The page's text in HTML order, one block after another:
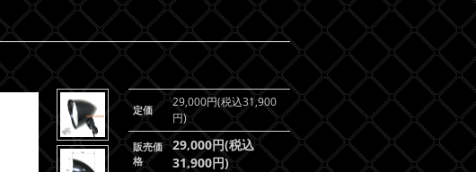
定価
29,000円(税込31,900
円)
販売価
格
29,000円(税込
31,900円)